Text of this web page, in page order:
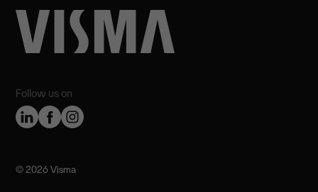
Follow us on
©️ 2026 Visma